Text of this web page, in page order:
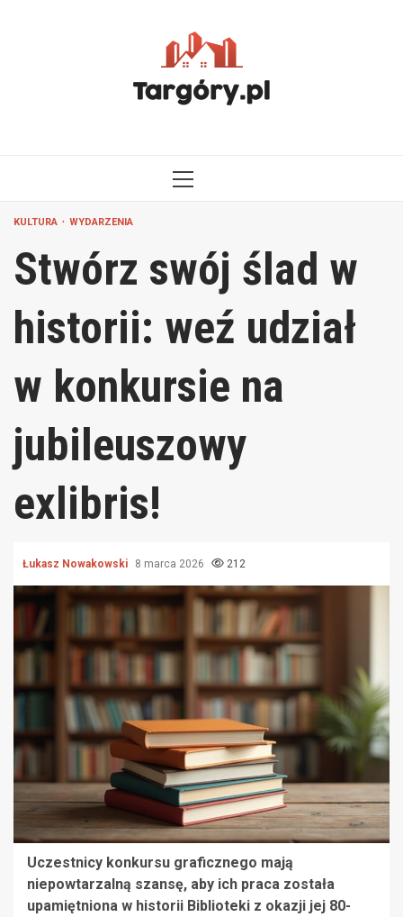
MENU
KULTURA WYDARZENIA
Stwórz swój ślad w
historii: weź udział
w konkursie na
jubileuszowy
exlibris!
Łukasz Nowakowski 8 marca 2026 212
Uczestnicy konkursu graficznego mają
niepowtarzalną szansę, aby ich praca została
upamiętniona w historii Biblioteki z okazji jej 80-